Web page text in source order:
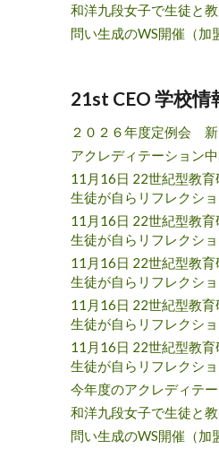
和洋九段女子で生徒と
問い生成のWS開催（加
21st CEO 学校情
２０２６年度定例会
アクレディテーション
11月16日 22世紀型教
生徒が自らリフレクシ
11月16日 22世紀型教
生徒が自らリフレクシ
11月16日 22世紀型教
生徒が自らリフレクショ
11月16日 22世紀型教
生徒が自らリフレクショ
11月16日 22世紀型教
生徒が自らリフレクショ
今年度のアクレディテ
和洋九段女子で生徒と
問い生成のWS開催（加